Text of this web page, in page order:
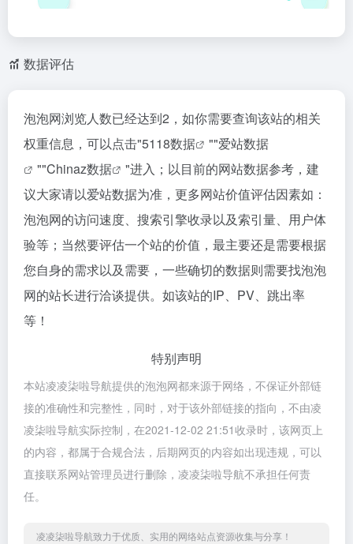
数据评估
泡泡网浏览人数已经达到2，如你需要查询该站的相关
权重信息，可以点击"5118数据 ""爱站数据
""Chinaz数据
"进入；以目前的网站数据参考，建
议大家请以爱站数据为准，更多网站价值评估因素如：
泡泡网的访问速度、搜索引擎收录以及索引量、用户体
验等；当然要评估一个站的价值，最主要还是需要根据
您自身的需求以及需要，一些确切的数据则需要找泡泡
网的站长进行洽谈提供。如该站的IP、PV、跳出率
等！
特别声明
本站凌凌柒啦导航提供的泡泡网都来源于网络，不保证外部链
接的准确性和完整性，同时，对于该外部链接的指向，不由凌
凌柒啦导航实际控制，在2021-12-02 21:51收录时，该网页上
的内容，都属于合规合法，后期网页的内容如出现违规，可以
直接联系网站管理员进行删除，凌凌柒啦导航不承担任何责
任。
凌凌柒啦导航致力于优质、实用的网络站点资源收集与分享！